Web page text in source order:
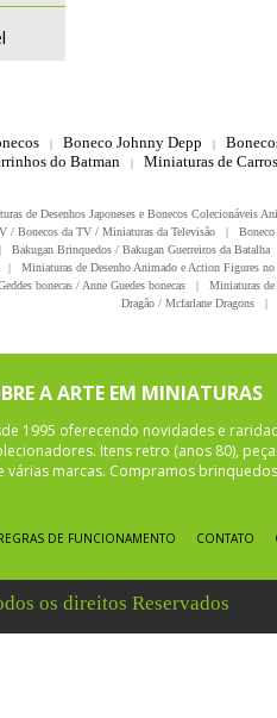
| Boneco Johnny Depp |
do Batman | Miniaturas de
de Desenhos Japoneses e Bonecos Colecionáveis
/ Bonecos da TV / Miniaturas da Televisão |
Bakugan Brinquedos / Bakugan Guerreiros da Batalha
|
Miniaturas de Desenho Animado e Action Figures
bonecas / Anne Guedes bonecas |
Miniaturas
Dragão / Mcfarlane Dragons
|
A ARTE EM MINIATURAS
1995 oferecendo novidades e
Itens retro (anos 80),
várias marcas. Compramos
DE FUNCIONAMENTO CONTATO
os direitos Reservados